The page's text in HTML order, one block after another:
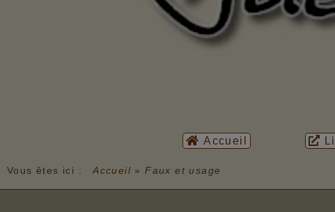
Accueil
Vous êtes ici : Accueil » Faux et usage